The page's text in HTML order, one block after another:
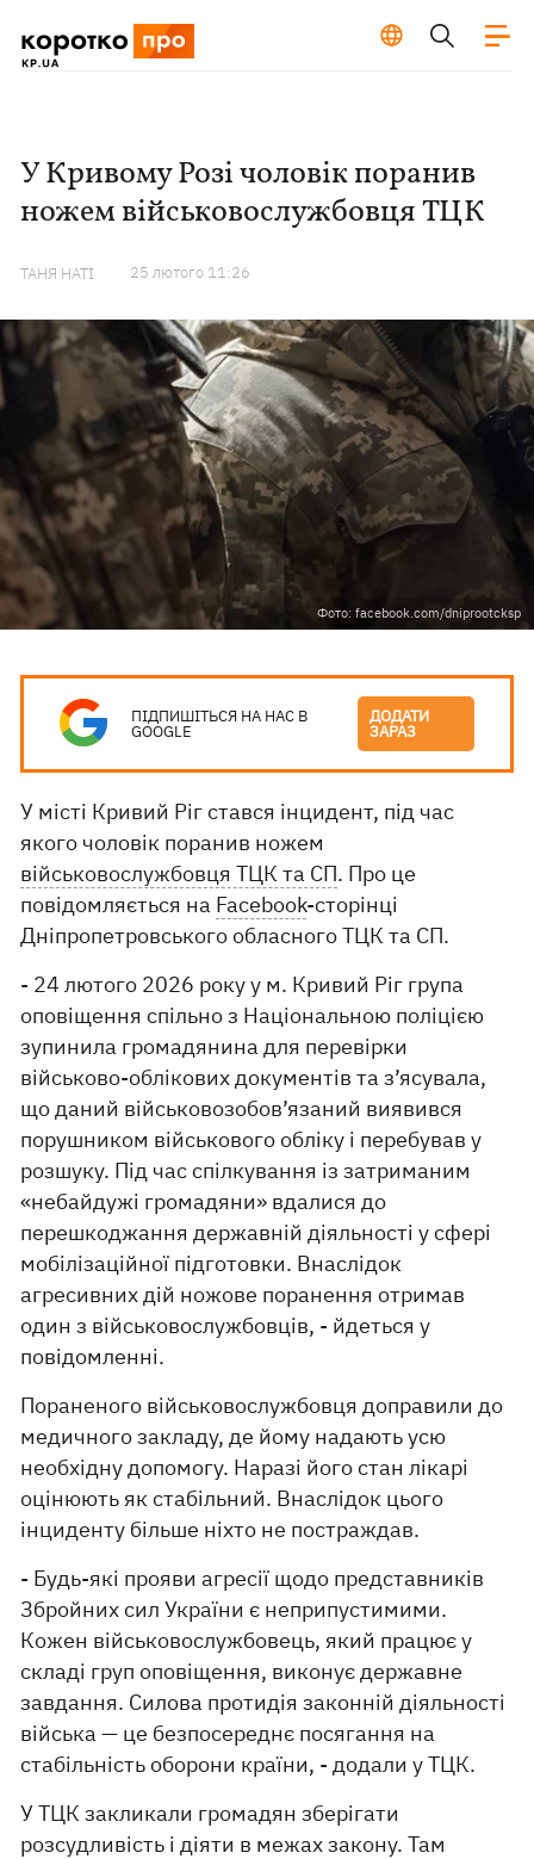
У Кривому Розі чоловік поранив
ножем військовослужбовця ТЦК
ТАНЯ НАТІ 25 лютого 11:26
Фото: facebook.com/dniprootcksp
ПІДПИШІТЬСЯ НА НАС В
GOOGLE
ДОДАТИ
ЗАРАЗ
У місті Кривий Ріг стався інцидент, під час
якого чоловік поранив ножем
військовослужбовця ТЦК та СП. Про це
повідомляється на Facebook-сторінці
Дніпропетровського обласного ТЦК та СП.
- 24 лютого 2026 року у м. Кривий Ріг група
оповіщення спільно з Національною поліцією
зупинила громадянина для перевірки
військово-облікових документів та з’ясувала,
що даний військовозобов’язаний виявився
порушником військового обліку і перебував у
розшуку. Під час спілкування із затриманим
«небайдужі громадяни» вдалися до
перешкоджання державній діяльності у сфері
мобілізаційної підготовки. Внаслідок
агресивних дій ножове поранення отримав
один з військовослужбовців, - йдеться у
повідомленні.
Пораненого військовослужбовця доправили до
медичного закладу, де йому надають усю
необхідну допомогу. Наразі його стан лікарі
оцінюють як стабільний. Внаслідок цього
інциденту більше ніхто не постраждав.
- Будь-які прояви агресії щодо представників
Збройних сил України є неприпустимими.
Кожен військовослужбовець, який працює у
складі груп оповіщення, виконує державне
завдання. Силова протидія законній діяльності
війська — це безпосереднє посягання на
стабільність оборони країни, - додали у ТЦК.
У ТЦК закликали громадян зберігати
розсудливість і діяти в межах закону. Там